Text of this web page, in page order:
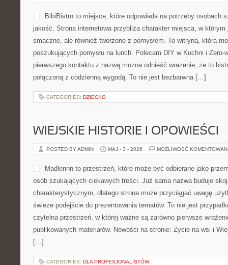
BibiBistro to miejsce, które odpowiada na potrzeby osobach
jakość. Strona internetowa przybliża charakter miejsca, w
smaczne, ale również tworzone z pomysłem. To witryna, która
poszukujących pomysłu na lunch. Polecam DIY w Kuchni i Zero-
pierwszego kontaktu z nazwą można odnieść wrażenie, że to
połączoną z codzienną wygodą. To nie jest bezbarwna […]
CATEGORIES: DZIECKO
WIEJSKIE HISTORIE I OPOWIEŚCI
POSTED BY ADMIN MAJ - 3 - 2026 MOŻLIWOŚĆ
Madlennn to przestrzeń, które może być odbierane jako
osób szukających ciekawych treści. Już sama nazwa buduje
charakterystycznym, dlatego strona może przyciągać uwagę
świeże podejście do prezentowania tematów. To nie jest
czytelna przestrzeń, w której ważne są zarówno pierwsze
publikowanych materiałów. Nowości na stronie: Życie na wsi i
[…]
CATEGORIES: DLA PROFESJONALISTÓW